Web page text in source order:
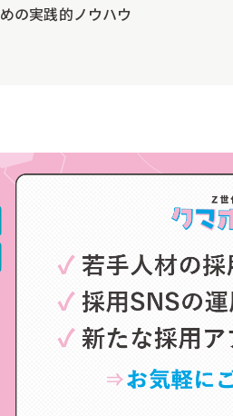
の実践的ノウハウ